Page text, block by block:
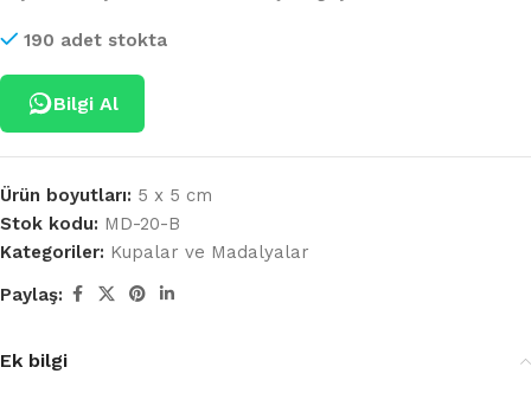
190 adet stokta
Bilgi Al
Ürün boyutları: 5 x 5 cm
Stok kodu: MD-20-B
Kategoriler: Kupalar ve Madalyalar
Paylaş:
Ek bilgi